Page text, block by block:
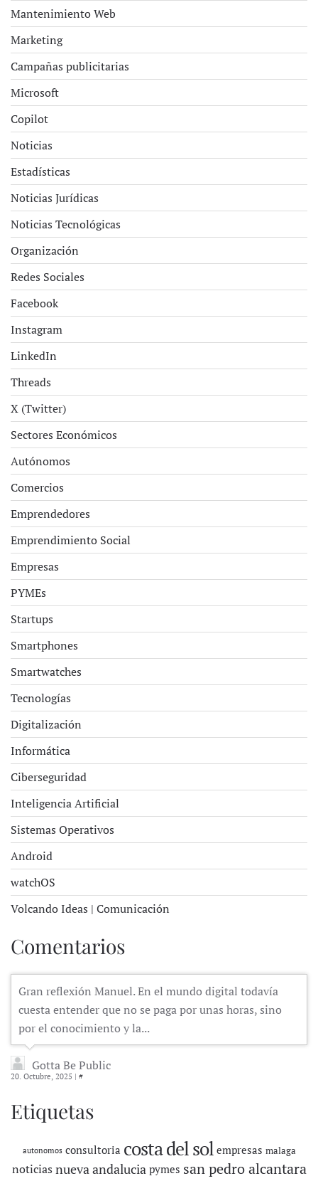
Mantenimiento Web
Marketing
Campañas publicitarias
Microsoft
Copilot
Noticias
Estadísticas
Noticias Jurídicas
Noticias Tecnológicas
Organización
Redes Sociales
Facebook
Instagram
LinkedIn
Threads
X (Twitter)
Sectores Económicos
Autónomos
Comercios
Emprendedores
Emprendimiento Social
Empresas
PYMEs
Startups
Smartphones
Smartwatches
Tecnologías
Digitalización
Informática
Ciberseguridad
Inteligencia Artificial
Sistemas Operativos
Android
watchOS
Volcando Ideas | Comunicación
Comentarios
Gran reflexión Manuel. En el mundo digital todavía
cuesta entender que no se paga por unas horas, sino
por el conocimiento y la...
Gotta Be Public
20. Octubre, 2025 | #
Etiquetas
autonomos consultoria costa del sol empresas malaga
noticias nueva andalucia pymes san pedro alcantara